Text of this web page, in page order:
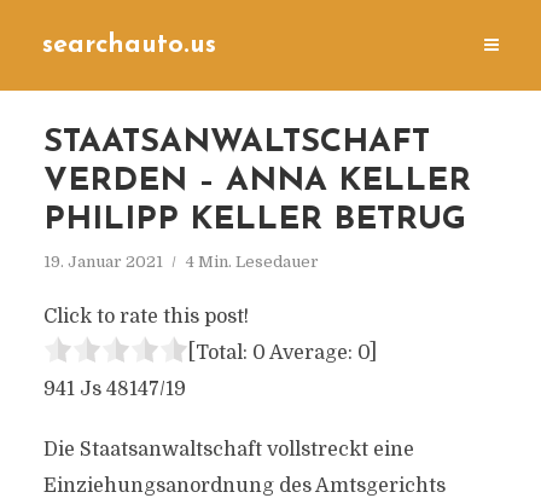
searchauto.us
STAATSANWALTSCHAFT
VERDEN – ANNA KELLER
PHILIPP KELLER BETRUG
19. Januar 2021 4 Min. Lesedauer
Click to rate this post!
[Total: 0 Average: 0]
941 Js 48147/​19
Die Staatsanwaltschaft vollstreckt eine
Einziehungsanordnung des Amtsgerichts